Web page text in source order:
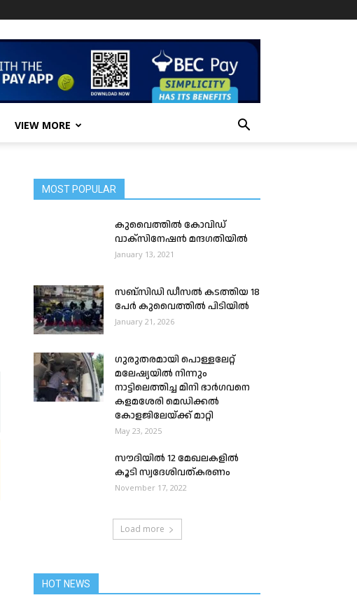
VIEW MORE
MOST POPULAR
കുവൈത്തിൽ കോവിഡ്
വാക്സിനേഷൻ മന്ദഗതിയിൽ
January 13, 2021
സബ്‌സിഡി ഡീസൽ കടത്തിയ 18
പേർ കുവൈത്തിൽ പിടിയിൽ
January 21, 2026
ഗുരുതരമായി പൊള്ളലേറ്റ്
മലേഷ്യയില്‍ നിന്നും
നാട്ടിലെത്തിച്ച മിനി ഭാര്‍ഗവനെ
കളമശേരി മെഡിക്കല്‍
കോളജിലേയ്ക്ക് മാറ്റി
May 23, 2025
സൗദിയിൽ 12 മേഖലകളില്‍
കൂടി സ്വദേശിവത്കരണം
November 17, 2022
Load more
HOT NEWS